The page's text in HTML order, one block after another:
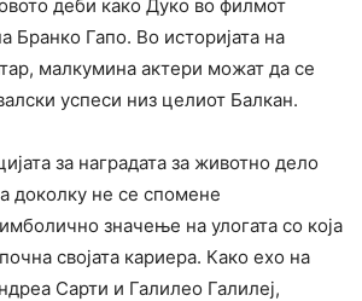
деби како Дуко во филмот
Бранко Гапо. Во историјата на
малкумина актери можат да се
успеси низ целиот Балкан.
за наградата за животно дело
доколку не се спомене
значење на улогата со која
својата кариера. Како ехо на
Сарти и Галилео Галилеј,